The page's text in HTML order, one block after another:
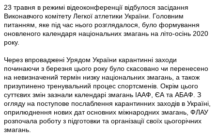
23 травня в режимі відеоконференції відбулося засідання
Виконавчого комітету Легкої атлетики України. Головним
питанням, яке під час нього розглядалося, було формування
оновленого календаря національних змагань на літо-осінь 2020
року.
Через впроваджені Урядом України карантинні заходи
починаючи з березня цього року було скасовано чи перенесено
на невизначений термін низку національних змагань, а також
призупинено тренувальний процес спортсменів. Окрім цього
суттєвих змін зазнали календарі змагань ІААФ, ЄА та АБАФ. З
огляду на поступове послаблення карантинних заходів в Україні,
оприлюднення нових дат основних міжнародних змагань, ФЛАУ
розпочала роботу з підготовки та організації своїх цьогорічних
змагань.